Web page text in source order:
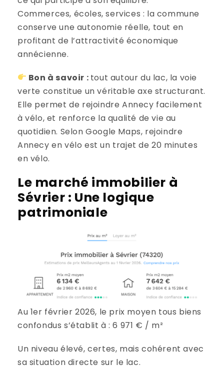
Commerces, écoles, services : la commune
conserve une autonomie réelle, tout en
profitant de l’attractivité économique
annécienne.
Bon à savoir : tout autour du lac, la voie
verte constitue un véritable axe structurant.
Elle permet de rejoindre Annecy facilement
à vélo, et renforce la qualité de vie au
quotidien. Selon Google Maps, rejoindre
Annecy en vélo est un trajet de 20 minutes
en vélo.
Le marché immobilier à
Sévrier : Une logique
patrimoniale
Au 1er février 2026, le prix moyen tous biens
confondus s’établit à : 6 971 € / m²
Un niveau élevé, certes, mais cohérent avec
sa situation directe sur le lac.